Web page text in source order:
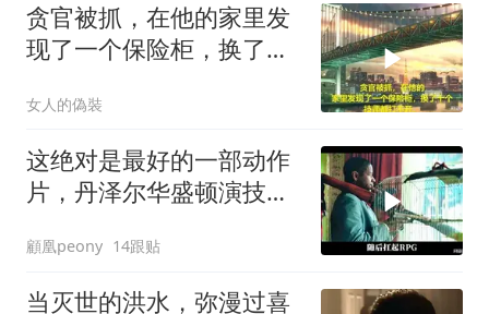
贪官被抓，在他的家里发
现了一个保险柜，换了十
女人的偽裝
这绝对是最好的一部动作
片，丹泽尔华盛顿演技出
顧凰peony 14跟贴
当灭世的洪水，弥漫过喜